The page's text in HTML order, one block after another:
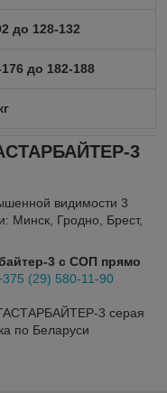
до 128-132
176 до 182-188
3
видимости 3
Минск, Гродно, Брест,
3 с СОП прямо
(29) 580-11-90
3 серая
по Беларуси